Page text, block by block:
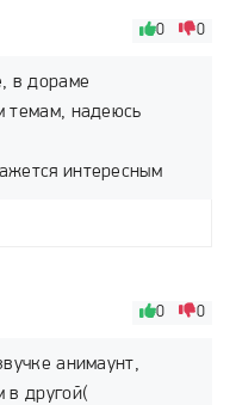
0 0
в дораме
темам, надеюсь
интересным
0 0
анимаунт,
в другой(